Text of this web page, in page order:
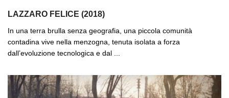
LAZZARO FELICE (2018)
In una terra brulla senza geografia, una piccola comunità
contadina vive nella menzogna, tenuta isolata a forza
dall’evoluzione tecnologica e dal ...